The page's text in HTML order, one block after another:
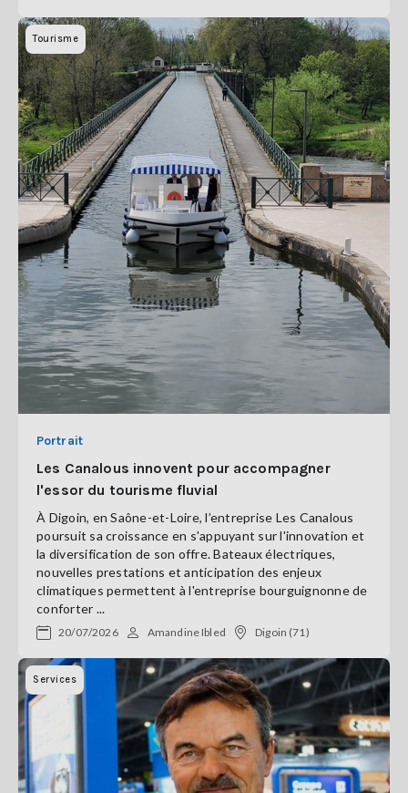
Tourisme
Portrait
Les Canalous innovent pour accompagner
l'essor du tourisme fluvial
À Digoin, en Saône-et-Loire, l’entreprise Les Canalous
poursuit sa croissance en s'appuyant sur l'innovation et
la diversification de son offre. Bateaux électriques,
nouvelles prestations et anticipation des enjeux
climatiques permettent à l'entreprise bourguignonne de
conforter ...
20/07/2026 Amandine Ibled Digoin (71)
Services